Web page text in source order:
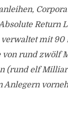
Return
verwaltet mit 90
von rund zwölf
(rund elf
Anlegern